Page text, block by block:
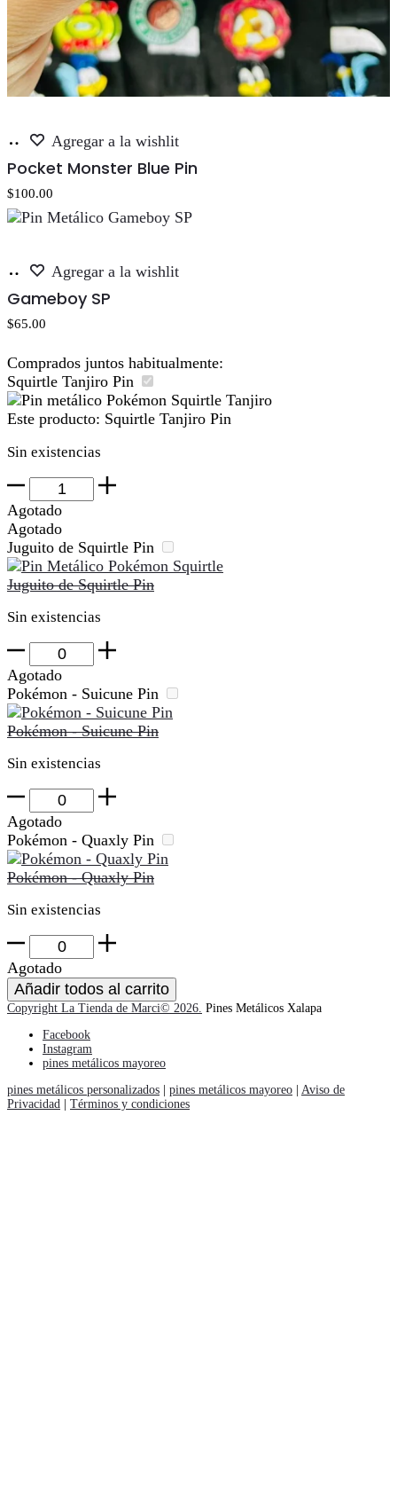
Añadir
carrito
Agregar a la wishlit
Pocket Monster Blue Pin
$100.00
Añadir
carrito
Agregar a la wishlit
Gameboy SP
$65.00
Comprados juntos habitualmente:
Squirtle Tanjiro Pin
Este producto: Squirtle Tanjiro Pin
Sin existencias
Squirtle
Tanjiro
Pin
cantidad
Agotado
Agotado
Juguito de Squirtle Pin
Juguito de Squirtle Pin
Sin existencias
Juguito
de
Squirtle
Pin
cantidad
Agotado
Pokémon - Suicune Pin
Pokémon - Suicune Pin
Sin existencias
Pokémon
-
Suicune
Pin
cantidad
Agotado
Pokémon - Quaxly Pin
Pokémon - Quaxly Pin
Sin existencias
Pokémon
-
Quaxly
Pin
cantidad
Agotado
Añadir todos al carrito
Copyright La Tienda de Marci© 2026. Pines Metálicos Xalapa
Facebook
Instagram
pines metálicos mayoreo
pines metálicos personalizados
pines metálicos mayoreo
Aviso de
Privacidad
Términos y condiciones